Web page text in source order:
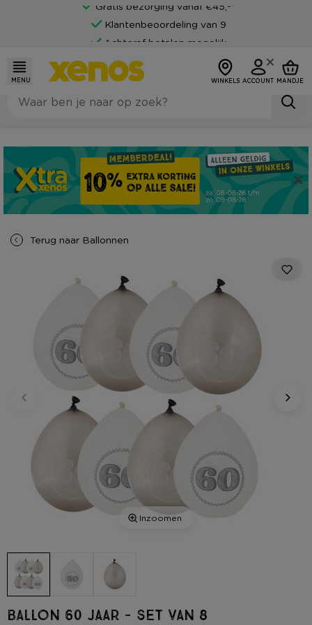
Gratis bezorging vanaf €45,-*
Klantenbeoordeling van 9
Achteraf betalen mogelijk
MENU WINKELS ACCOUNT MANDJE
Terug naar Ballonnen
Inzoomen
Ballon 60 jaar - set van 8